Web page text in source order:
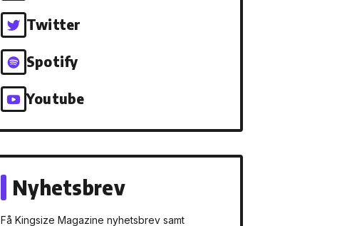
Twitter
Spotify
Youtube
Nyhetsbrev
Få Kingsize Magazine nyhetsbrev samt